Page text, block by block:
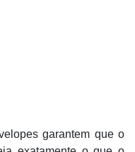
garantem que o